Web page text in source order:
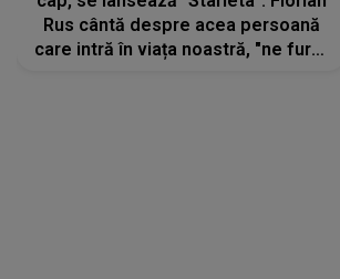
Rus cântă despre acea persoană
care intră în viața noastră, "ne fură"